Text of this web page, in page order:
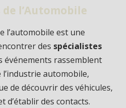
l’Automobile
l’automobile est une
des spécialistes
événements rassemblent
automobile,
de découvrir des véhicules,
d’établir des contacts.